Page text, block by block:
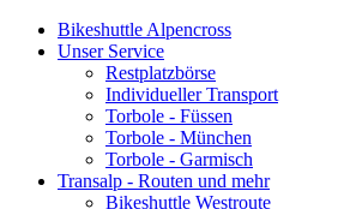
Bikeshuttle Alpencross
Unser Service
Restplatzbörse
Individueller Transport
Torbole - Füssen
Torbole - München
Torbole - Garmisch
Transalp - Routen und mehr
Bikeshuttle Westroute